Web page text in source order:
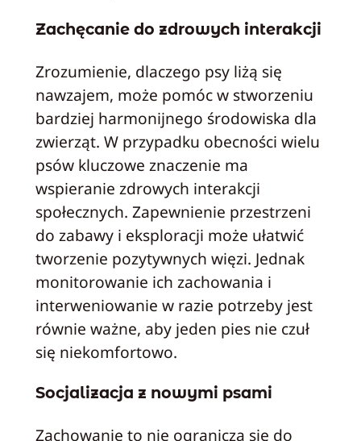
Zachęcanie do zdrowych interakcji
Zrozumienie, dlaczego psy liżą się
nawzajem, może pomóc w stworzeniu
bardziej harmonijnego środowiska dla
zwierząt. W przypadku obecności wielu
psów kluczowe znaczenie ma
wspieranie zdrowych interakcji
społecznych. Zapewnienie przestrzeni
do zabawy i eksploracji może ułatwić
tworzenie pozytywnych więzi. Jednak
monitorowanie ich zachowania i
interweniowanie w razie potrzeby jest
równie ważne, aby jeden pies nie czuł
się niekomfortowo.
Socjalizacja z nowymi psami
Zachowanie to nie ogranicza się do